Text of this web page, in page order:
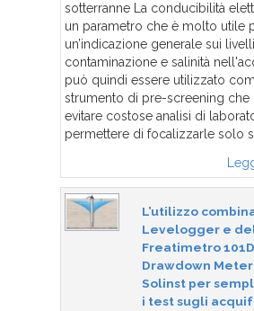
sotterranne La conducibilità
un parametro che è molto utile
un’indicazione generale sui
contaminazione e salinità
può quindi essere utilizzato
strumento di pre-screening che
evitare costose analisi di
permettere di focalizzarle solo
L’utilizzo
Levelogger e
Freatimetro 101D
Drawdown Meter
Solinst per
i test sugli